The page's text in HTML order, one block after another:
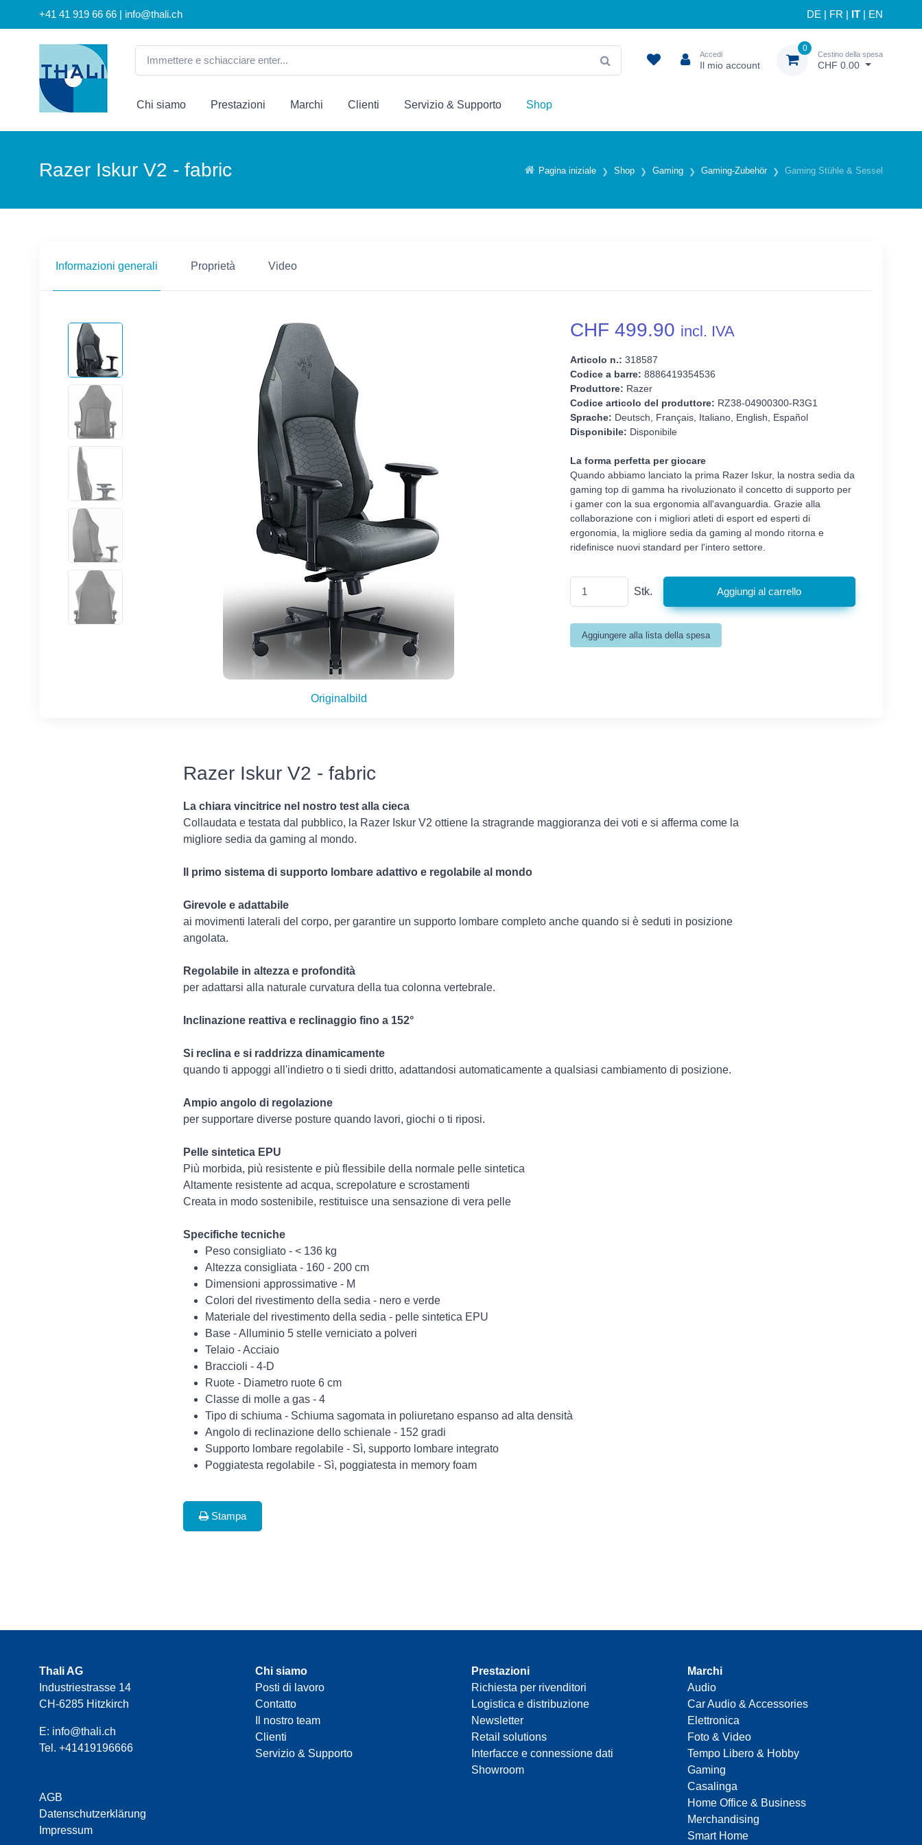
+41 41 919 66 66 | info@thali.ch DE FR IT EN
Accedi
Il mio account
0
Cestino della spesa
CHF 0.00
Chi siamo Prestazioni Marchi Clienti Servizio & Supporto Shop
Pagina iniziale Shop Gaming Gaming-Zubehör Gaming Stühle & Sessel
Razer Iskur V2 - fabric
Informazioni generali Proprietà Video
Originalbild
CHF 499.90 incl. IVA
Articolo n.: 318587
Codice a barre: 8886419354536
Produttore: Razer
Codice articolo del produttore: RZ38-04900300-R3G1
Sprache: Deutsch, Français, Italiano, English, Español
Disponibile: Disponibile
La forma perfetta per giocare
Quando abbiamo lanciato la prima Razer Iskur, la nostra sedia da
gaming top di gamma ha rivoluzionato il concetto di supporto per
i gamer con la sua ergonomia all'avanguardia. Grazie alla
collaborazione con i migliori atleti di esport ed esperti di
ergonomia, la migliore sedia da gaming al mondo ritorna e
ridefinisce nuovi standard per l'intero settore.
Stk.
Razer Iskur V2 - fabric
La chiara vincitrice nel nostro test alla cieca
Collaudata e testata dal pubblico, la Razer Iskur V2 ottiene la stragrande maggioranza dei voti e si afferma come la
migliore sedia da gaming al mondo.
Il primo sistema di supporto lombare adattivo e regolabile al mondo
Girevole e adattabile
ai movimenti laterali del corpo, per garantire un supporto lombare completo anche quando si è seduti in posizione
angolata.
Regolabile in altezza e profondità
per adattarsi alla naturale curvatura della tua colonna vertebrale.
Inclinazione reattiva e reclinaggio fino a 152°
Si reclina e si raddrizza dinamicamente
quando ti appoggi all'indietro o ti siedi dritto, adattandosi automaticamente a qualsiasi cambiamento di posizione.
Ampio angolo di regolazione
per supportare diverse posture quando lavori, giochi o ti riposi.
Pelle sintetica EPU
Più morbida, più resistente e più flessibile della normale pelle sintetica
Altamente resistente ad acqua, screpolature e scrostamenti
Creata in modo sostenibile, restituisce una sensazione di vera pelle
Specifiche tecniche
Peso consigliato - < 136 kg
Altezza consigliata - 160 - 200 cm
Dimensioni approssimative - M
Colori del rivestimento della sedia - nero e verde
Materiale del rivestimento della sedia - pelle sintetica EPU
Base - Alluminio 5 stelle verniciato a polveri
Telaio - Acciaio
Braccioli - 4-D
Ruote - Diametro ruote 6 cm
Classe di molle a gas - 4
Tipo di schiuma - Schiuma sagomata in poliuretano espanso ad alta densità
Angolo di reclinazione dello schienale - 152 gradi
Supporto lombare regolabile - Sì, supporto lombare integrato
Poggiatesta regolabile - Sì, poggiatesta in memory foam
Stampa
Thali AG
Industriestrasse 14
CH-6285 Hitzkirch
E: info@thali.ch
Tel. +41419196666
AGB
Datenschutzerklärung
Impressum
Chi siamo
Posti di lavoro
Contatto
Il nostro team
Clienti
Servizio & Supporto
Prestazioni
Richiesta per rivenditori
Logistica e distribuzione
Newsletter
Retail solutions
Interfacce e connessione dati
Showroom
Marchi
Audio
Car Audio & Accessories
Elettronica
Foto & Video
Tempo Libero & Hobby
Gaming
Casalinga
Home Office & Business
Merchandising
Smart Home